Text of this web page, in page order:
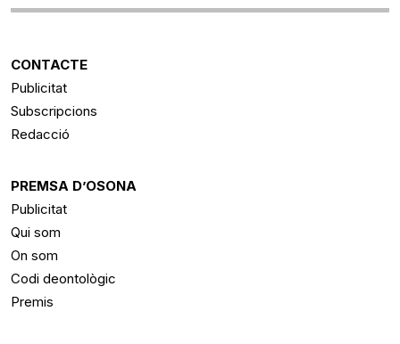
CONTACTE
Publicitat
Subscripcions
Redacció
PREMSA D’OSONA
Publicitat
Qui som
On som
Codi deontològic
Premis